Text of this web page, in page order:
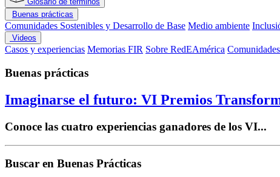
Buenas prácticas
Comunidades Sostenibles y Desarrollo de Base Medio ambiente
Videos
Casos y experiencias Memorias FIR Sobre RedEAmérica
Buenas prácticas
Imaginarse el futuro: VI Premios
Conoce las cuatro experiencias ganadores de los VI...
Buscar en Buenas Prácticas